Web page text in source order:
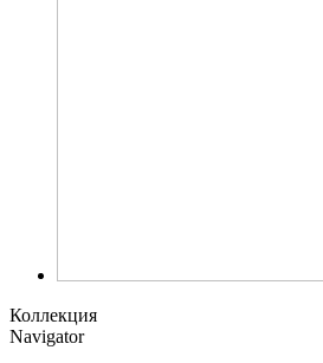
Коллекция
Navigator